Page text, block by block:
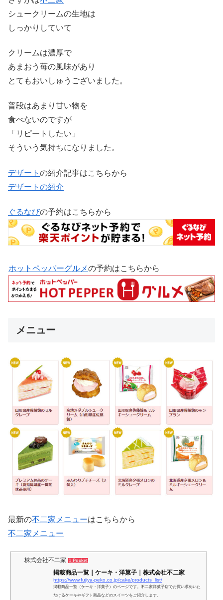
シュークリームの生地は
しっかりしていて
クリームは濃厚で
あまおう苺の風味があり
とてもおいしゅうございました。
普段はあまり甘い物を
食べないのですが
「リピートしたい」
そういう気持ちになりました。
デザート の紹介記事はこちらから
デザートの紹介
ぐるなびの予約はこちらから
ホットペッパーグルメの予約はこちらから
メニュー
最新の不二家 メニューはこちらから
不二家メニュー
株式会社不二家 1 Pocket
掲載商品一覧｜ケーキ・洋菓子｜株式会社不二家
https://www.fujiya-peko.co.jp/cake/products_list/
掲載商品一覧（ケーキ・洋菓子）のページです。不二家洋菓子店でお買い求めいた
だけるケーキやギフト商品などのスイーツをご紹介します。